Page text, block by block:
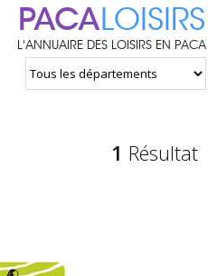
PACALOISIRS
L'ANNUAIRE DES LOISIRS EN PACA
1 Résultat